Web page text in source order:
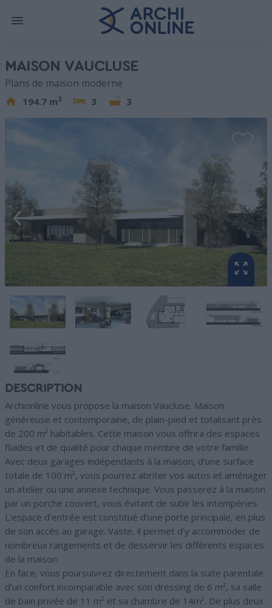
MAISON VAUCLUSE
Plans de maison moderne
194.7 m2 3 3
DESCRIPTION
Archionline vous propose la maison Vaucluse. Maison
généreuse et contemporaine, de plain-pied et totalisant près
de 200 m² habitables. Cette maison vous offrira des espaces
fluides et de qualité pour chaque membre de votre famille.
Avec deux garages indépendants à la maison, d’une surface
totale de 100 m², vous pourrez abriter vos autos et aménager
un atelier ou une annexe technique. Vous passerez à la maison
par un porche couvert, vous évitant de subir les intempéries.
L’espace d’entrée est constitué d’une porte principale, en plus
de son accès au garage. Vaste, il permet d’y accommoder de
nombreux rangements et de desservir les différents espaces
de la maison.
En face, vous poursuivrez directement dans la suite parentale
d’un confort incomparable avec son dressing de 6 m², sa salle
de bain privée de 11 m² et sa chambre de 14m². De plus deux